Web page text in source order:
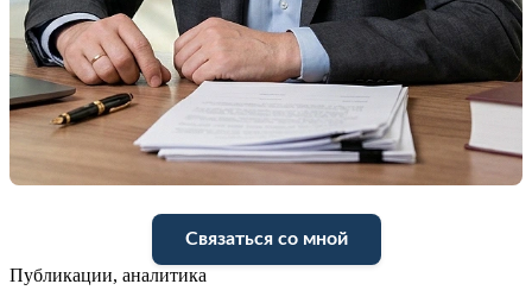
Связаться со мной
Публикации, аналитика